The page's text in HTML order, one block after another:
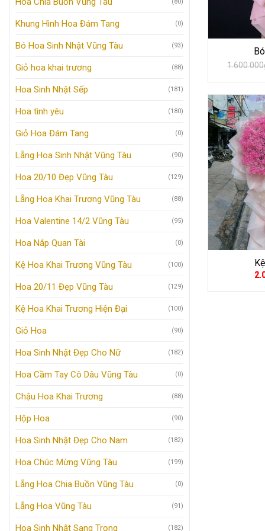
Khung Hình Hoa Đám Tang (0)
Bó Hoa Sinh Nhật Vũng Tàu (93)
Giỏ hoa khai trương (88)
Hoa Sinh Nhật Sếp (181)
Hoa tình yêu (180)
Giỏ Hoa Đám Tang (0)
Lẵng Hoa Sinh Nhật Vũng Tàu (90)
Hoa 20/10 Đẹp Vũng Tàu (129)
Lẵng Hoa Khai Trương Vũng Tàu (88)
Hoa Valentine 14/2 Vũng Tàu (95)
Hoa Nắp Quan Tài (0)
Kệ Hoa Khai Trương Vũng Tàu (100)
Hoa 20/11 Đẹp Vũng Tàu (129)
Kệ Hoa Khai Trương Hiện Đại (100)
Giỏ Hoa (90)
Hoa Sinh Nhật Đẹp Cho Nữ (182)
Hoa Cầm Tay Cô Dâu Vũng Tàu (0)
Chậu Hoa Khai Trương (88)
Hộp Hoa (90)
Hoa Sinh Nhật Đẹp Cho Nam (182)
Hoa Chúc Mừng Vũng Tàu (199)
Lẵng Hoa Chia Buồn Vũng Tàu (0)
Lẵng Hoa Vũng Tàu (91)
Hoa Sinh Nhật Sang Trọng (182)
1.600.000